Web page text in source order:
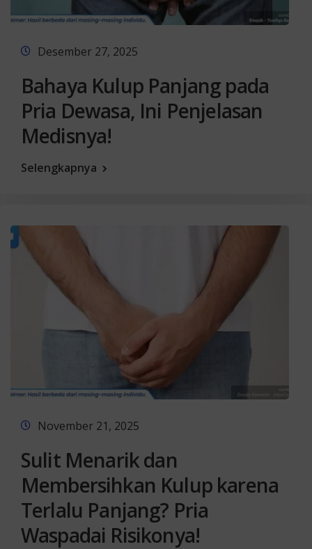
Desember 27, 2025
Bahaya Kulup Panjang pada
Pria Dewasa, Ini Penjelasan
Medisnya!
Selengkapnya
November 21, 2025
Sulit Menarik dan
Membersihkan Kulup karena
Terlalu Panjang? Pria
Waspadai Risikonya!